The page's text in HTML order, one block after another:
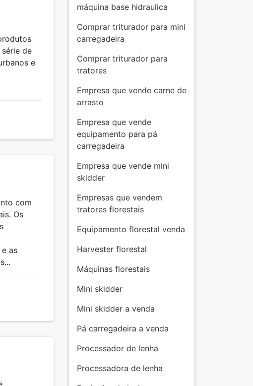
de
e
com
Os
as
máquina base hidraulica
Comprar triturador para mini
carregadeira
Comprar triturador para
tratores
Empresa que vende carne de
arrasto
Empresa que vende
equipamento para pá
carregadeira
Empresa que vende mini
skidder
Empresas que vendem
tratores florestais
Equipamento florestal venda
Harvester florestal
Máquinas florestais
Mini skidder
Mini skidder a venda
Pá carregadeira a venda
Processador de lenha
Processadora de lenha